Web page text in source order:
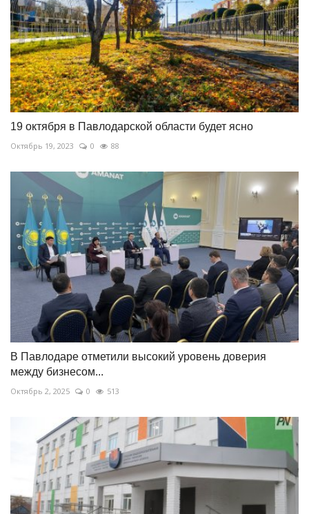
19 октября в Павлодарской области будет ясно
Октябрь 19, 2023 0 88
В Павлодаре отметили высокий уровень доверия
между бизнесом...
Октябрь 2, 2025 0 513